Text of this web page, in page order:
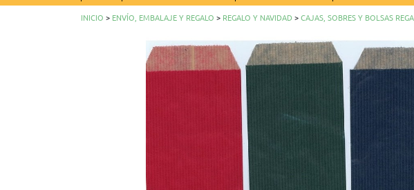
INICIO > ENVÍO, EMBALAJE Y REGALO > REGALO Y NAVIDAD >CAJAS, SOBRES Y BOLSAS